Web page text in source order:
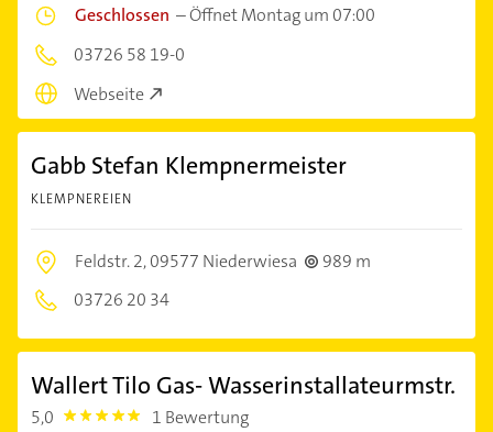
Geschlossen –Öffnet Montag um 07:00
03726 58 19-0
Webseite
Gabb Stefan Klempnermeister
KLEMPNEREIEN
Feldstr. 2,09577 Niederwiesa
989 m
03726 20 34
Wallert Tilo Gas- Wasserinstallateurmstr.
5,0 5.0 1 Bewertung